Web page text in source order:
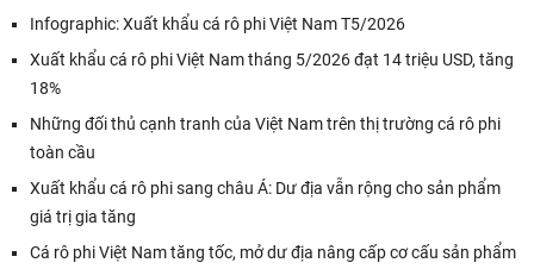
Infographic: Xuất khẩu cá rô phi Việt Nam T5/2026
Xuất khẩu cá rô phi Việt Nam tháng 5/2026 đạt 14 triệu USD, tăng
18%
Những đối thủ cạnh tranh của Việt Nam trên thị trường cá rô phi
toàn cầu
Xuất khẩu cá rô phi sang châu Á: Dư địa vẫn rộng cho sản phẩm
giá trị gia tăng
Cá rô phi Việt Nam tăng tốc, mở dư địa nâng cấp cơ cấu sản phẩm